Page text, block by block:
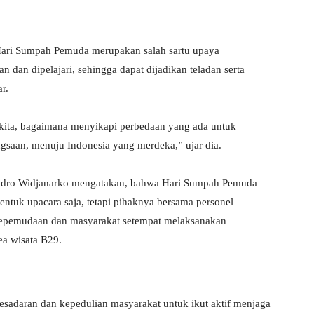
Sumpah Pemuda merupakan salah sartu upaya
dan dipelajari, sehingga dapat dijadikan teladan serta
bagaimana menyikapi perbedaan yang ada untuk
menuju Indonesia yang merdeka,” ujar dia.
Widjanarko mengatakan, bahwa Hari Sumpah Pemuda
upacara saja, tetapi pihaknya bersama personel
dan masyarakat setempat melaksanakan
wisata B29.
dan kepedulian masyarakat untuk ikut aktif menjaga